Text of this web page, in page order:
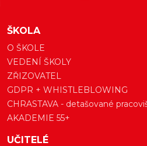
ŠKOLA
O ŠKOLE
VEDENÍ ŠKOLY
ZŘIZOVATEL
GDPR + WHISTLEBLOWING
CHRASTAVA - detašované
AKADEMIE 55+
UČITELÉ